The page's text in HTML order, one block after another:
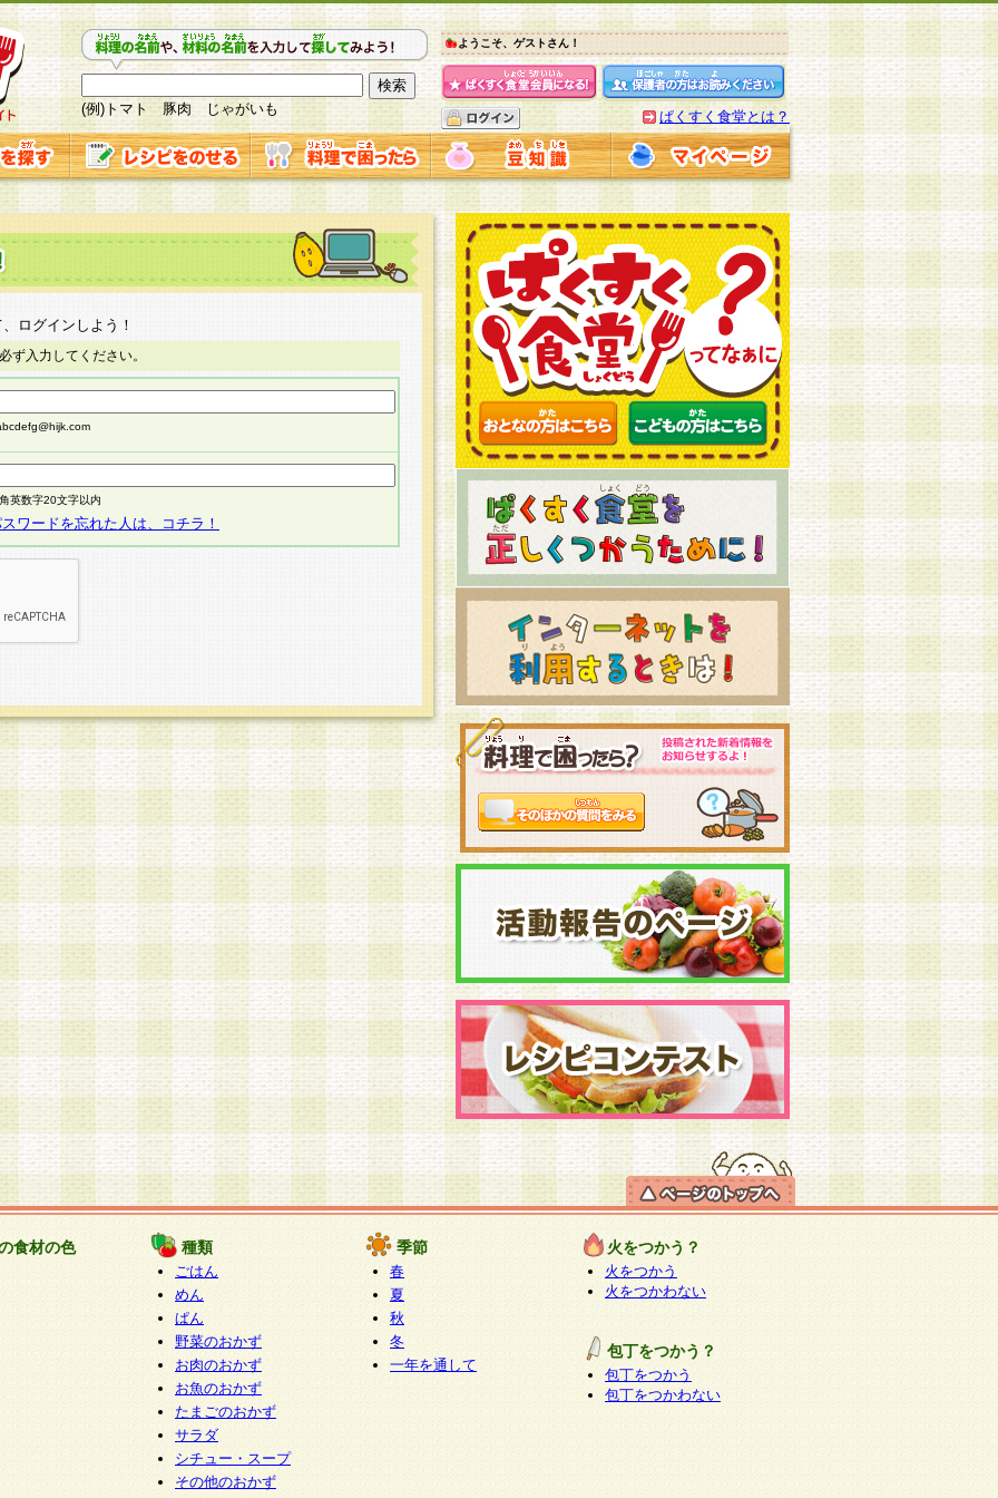
(例)トマト 豚肉 じゃがいも
ようこそ、ゲストさん！
ぱくすく食堂とは？
ログインしよう！
ず入力してください。
英数字20文字以内
ワードを忘れた人は、コチラ！
食材の色 種類
ごはん
めん
ぱん
野菜のおかず
お肉のおかず
お魚のおかず
たまごのおかず
サラダ
シチュー・スープ
その他のおかず
季節
春
夏
秋
冬
一年を通して
火をつかう？
火をつかう
火をつかわない
包丁をつかう？
包丁をつかう
包丁をつかわない